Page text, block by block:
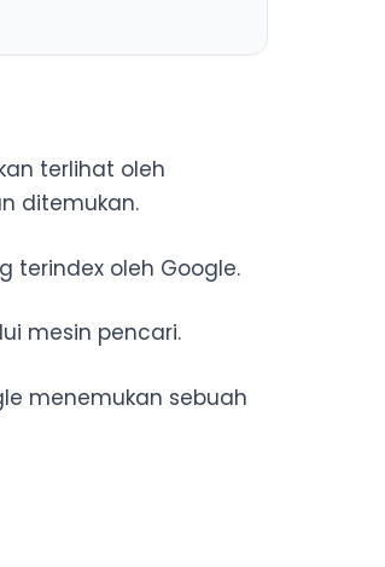
terlihat oleh
ditemukan.
terindex oleh Google.
mesin pencari.
menemukan sebuah